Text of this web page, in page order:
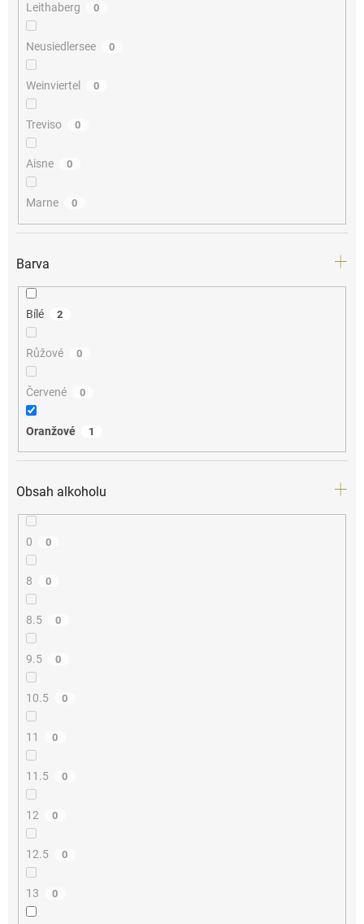
Leithaberg 0
Neusiedlersee 0
Weinviertel 0
Treviso 0
Aisne 0
Marne 0
Barva
Bílé 2
Růžové 0
Červené 0
Oranžové 1
Obsah alkoholu
0 0
8 0
8.5 0
9.5 0
10.5 0
11 0
11.5 0
12 0
12.5 0
13 0